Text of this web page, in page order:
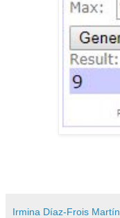
Irmina Díaz-Frois Martín